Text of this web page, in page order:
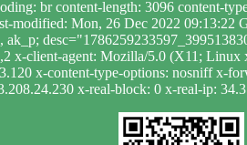
br content-length: 3096 content-
modified: Mon, 26 Dec 2022 09:13:22
x-client-agent: Mozilla/5.0 (X11;
x-content-type-options: nosniff x-
x-real-block: 0 x-real-ip: